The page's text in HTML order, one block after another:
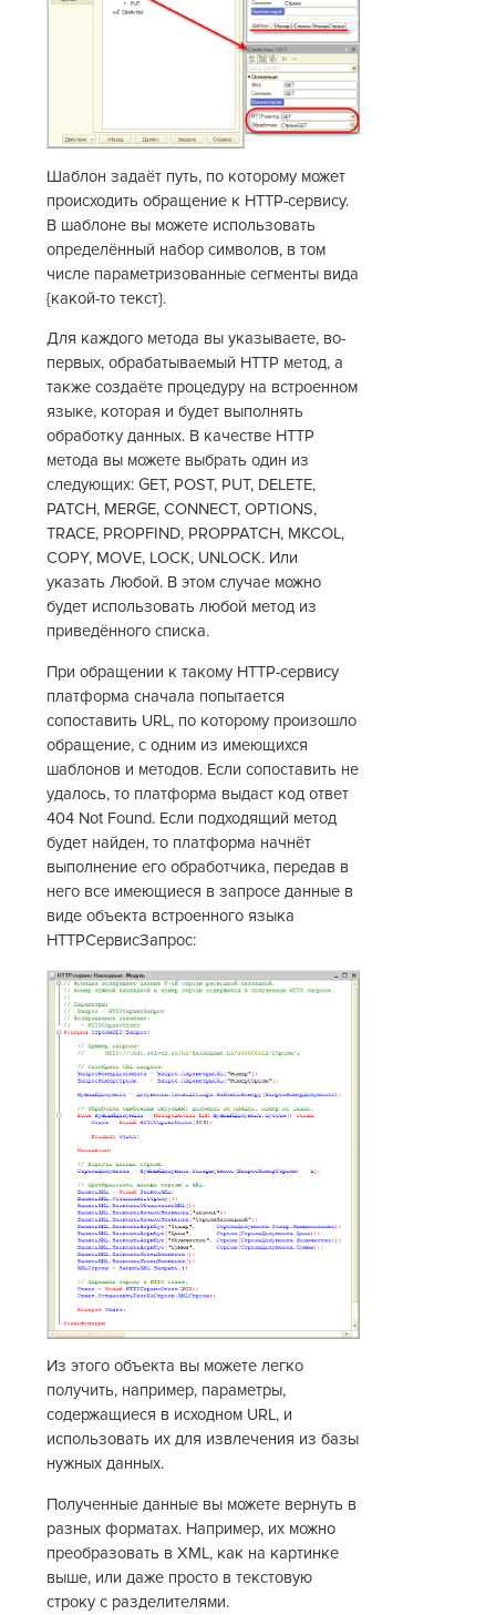
Шаблон задаёт путь, по которому может
происходить обращение к HTTP-сервису.
В шаблоне вы можете использовать
определённый набор символов, в том
числе параметризованные сегменты вида
{какой-то текст}.
Для каждого метода вы указываете, во-
первых, обрабатываемый HTTP метод, а
также создаёте процедуру на встроенном
языке, которая и будет выполнять
обработку данных. В качестве HTTP
метода вы можете выбрать один из
следующих: GET, POST, PUT, DELETE,
PATCH, MERGE, CONNECT, OPTIONS,
TRACE, PROPFIND, PROPPATCH, MKCOL,
COPY, MOVE, LOCK, UNLOCK. Или
указать Любой. В этом случае можно
будет использовать любой метод из
приведённого списка.
При обращении к такому HTTP-сервису
платформа сначала попытается
сопоставить URL, по которому произошло
обращение, с одним из имеющихся
шаблонов и методов. Если сопоставить не
удалось, то платформа выдаст код ответ
404 Not Found. Если подходящий метод
будет найден, то платформа начнёт
выполнение его обработчика, передав в
него все имеющиеся в запросе данные в
виде объекта встроенного языка
HTTPСервисЗапрос:
Из этого объекта вы можете легко
получить, например, параметры,
содержащиеся в исходном URL, и
использовать их для извлечения из базы
нужных данных.
Полученные данные вы можете вернуть в
разных форматах. Например, их можно
преобразовать в XML, как на картинке
выше, или даже просто в текстовую
строку с разделителями.